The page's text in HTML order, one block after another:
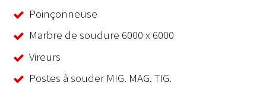
Poinçonneuse
Marbre de soudure 6000 x 6000
Vireurs
Postes à souder MIG. MAG. TIG.